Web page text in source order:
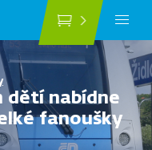
dětí nabídne
fanoušky